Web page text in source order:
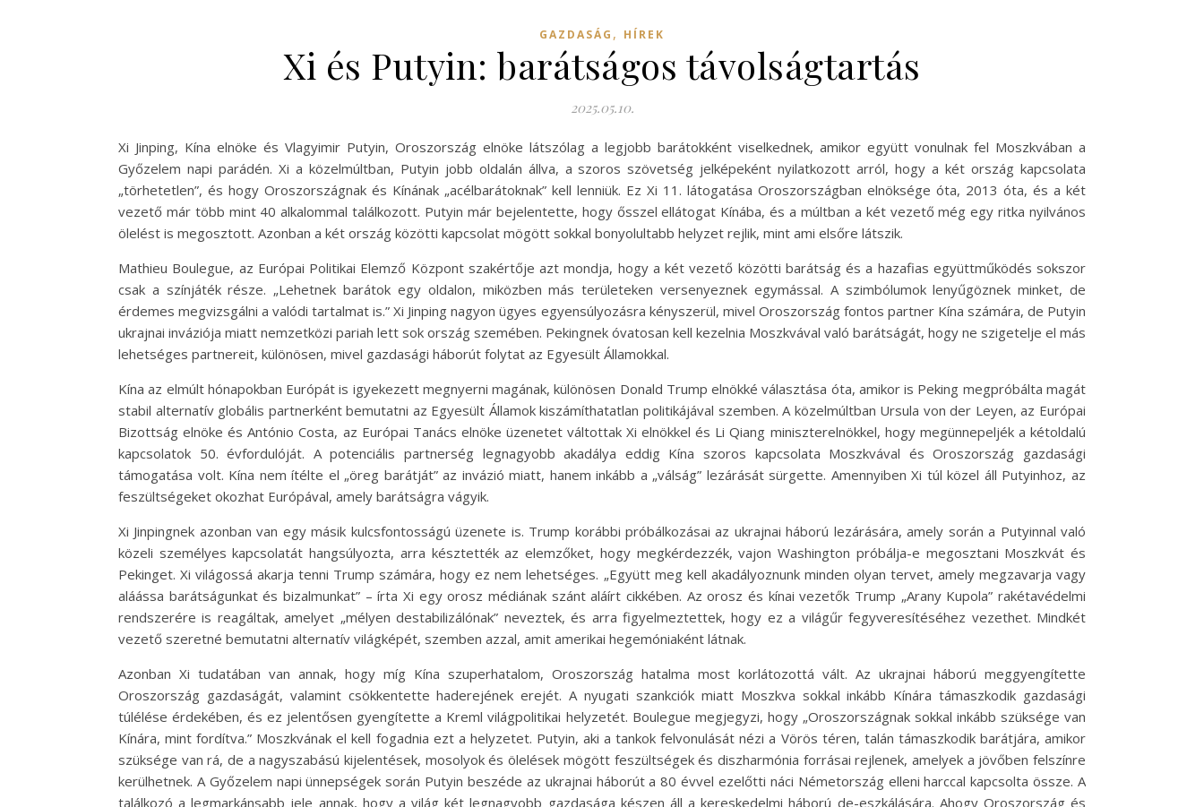
GAZDASÁG , HÍREK
Xi és Putyin: barátságos távolságtartás
2025.05.10.
Xi Jinping, Kína elnöke és Vlagyimir Putyin, Oroszország elnöke látszólag a legjobb barátokként viselkednek, amikor együtt vonulnak fel Moszkvában a
Győzelem napi parádén. Xi a közelmúltban, Putyin jobb oldalán állva, a szoros szövetség jelképeként nyilatkozott arról, hogy a két ország kapcsolata
„törhetetlen”, és hogy Oroszországnak és Kínának „acélbarátoknak” kell lenniük. Ez Xi 11. látogatása Oroszországban elnöksége óta, 2013 óta, és a két
vezető már több mint 40 alkalommal találkozott. Putyin már bejelentette, hogy ősszel ellátogat Kínába, és a múltban a két vezető még egy ritka nyilvános
ölelést is megosztott. Azonban a két ország közötti kapcsolat mögött sokkal bonyolultabb helyzet rejlik, mint ami elsőre látszik.
Mathieu Boulegue, az Európai Politikai Elemző Központ szakértője azt mondja, hogy a két vezető közötti barátság és a hazafias együttműködés sokszor
csak a színjáték része. „Lehetnek barátok egy oldalon, miközben más területeken versenyeznek egymással. A szimbólumok lenyűgöznek minket, de
érdemes megvizsgálni a valódi tartalmat is.” Xi Jinping nagyon ügyes egyensúlyozásra kényszerül, mivel Oroszország fontos partner Kína számára, de Putyin
ukrajnai inváziója miatt nemzetközi pariah lett sok ország szemében. Pekingnek óvatosan kell kezelnia Moszkvával való barátságát, hogy ne szigetelje el más
lehetséges partnereit, különösen, mivel gazdasági háborút folytat az Egyesült Államokkal.
Kína az elmúlt hónapokban Európát is igyekezett megnyerni magának, különösen Donald Trump elnökké választása óta, amikor is Peking megpróbálta magát
stabil alternatív globális partnerként bemutatni az Egyesült Államok kiszámíthatatlan politikájával szemben. A közelmúltban Ursula von der Leyen, az Európai
Bizottság elnöke és António Costa, az Európai Tanács elnöke üzenetet váltottak Xi elnökkel és Li Qiang miniszterelnökkel, hogy megünnepeljék a kétoldalú
kapcsolatok 50. évfordulóját. A potenciális partnerség legnagyobb akadálya eddig Kína szoros kapcsolata Moszkvával és Oroszország gazdasági
támogatása volt. Kína nem ítélte el „öreg barátját” az invázió miatt, hanem inkább a „válság” lezárását sürgette. Amennyiben Xi túl közel áll Putyinhoz, az
feszültségeket okozhat Európával, amely barátságra vágyik.
Xi Jinpingnek azonban van egy másik kulcsfontosságú üzenete is. Trump korábbi próbálkozásai az ukrajnai háború lezárására, amely során a Putyinnal való
közeli személyes kapcsolatát hangsúlyozta, arra késztették az elemzőket, hogy megkérdezzék, vajon Washington próbálja-e megosztani Moszkvát és
Pekinget. Xi világossá akarja tenni Trump számára, hogy ez nem lehetséges. „Együtt meg kell akadályoznunk minden olyan tervet, amely megzavarja vagy
aláássa barátságunkat és bizalmunkat” – írta Xi egy orosz médiának szánt aláírt cikkében. Az orosz és kínai vezetők Trump „Arany Kupola” rakétavédelmi
rendszerére is reagáltak, amelyet „mélyen destabilizálónak” neveztek, és arra figyelmeztettek, hogy ez a világűr fegyveresítéséhez vezethet. Mindkét
vezető szeretné bemutatni alternatív világképét, szemben azzal, amit amerikai hegemóniaként látnak.
Azonban Xi tudatában van annak, hogy míg Kína szuperhatalom, Oroszország hatalma most korlátozottá vált. Az ukrajnai háború meggyengítette
Oroszország gazdaságát, valamint csökkentette haderejének erejét. A nyugati szankciók miatt Moszkva sokkal inkább Kínára támaszkodik gazdasági
túlélése érdekében, és ez jelentősen gyengítette a Kreml világpolitikai helyzetét. Boulegue megjegyzi, hogy „Oroszországnak sokkal inkább szüksége van
Kínára, mint fordítva.” Moszkvának el kell fogadnia ezt a helyzetet. Putyin, aki a tankok felvonulását nézi a Vörös téren, talán támaszkodik barátjára, amikor
szüksége van rá, de a nagyszabású kijelentések, mosolyok és ölelések mögött feszültségek és diszharmónia forrásai rejlenek, amelyek a jövőben felszínre
kerülhetnek. A Győzelem napi ünnepségek során Putyin beszéde az ukrajnai háborút a 80 évvel ezelőtti náci Németország elleni harccal kapcsolta össze. A
találkozó a legmarkánsabb jele annak, hogy a világ két legnagyobb gazdasága készen áll a kereskedelmi háború de-eszkálására. Ahogy Oroszország és